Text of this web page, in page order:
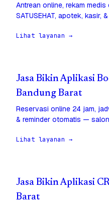
Antrean online, rekam medis
SATUSEHAT, apotek, kasir,
Lihat layanan →
Jasa Bikin Aplikasi
Bandung Barat
Reservasi online 24 jam,
& reminder otomatis —
Lihat layanan →
Jasa Bikin Aplikasi
Barat